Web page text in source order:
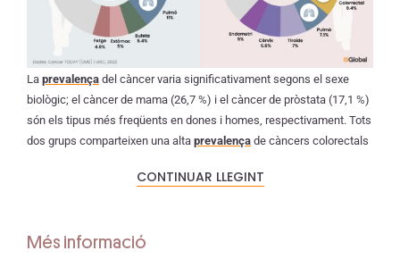
La prevalençadel càncer varia significativament segons el sexe
biològic; el càncer de mama (26,7 %) i el càncer de pròstata (17,1 %)
són els tipus més freqüents en dones i homes, respectivament. Tots
dos grups comparteixen una alta prevalençade càncers colorectals
CONTINUAR LLEGINT
Més informació